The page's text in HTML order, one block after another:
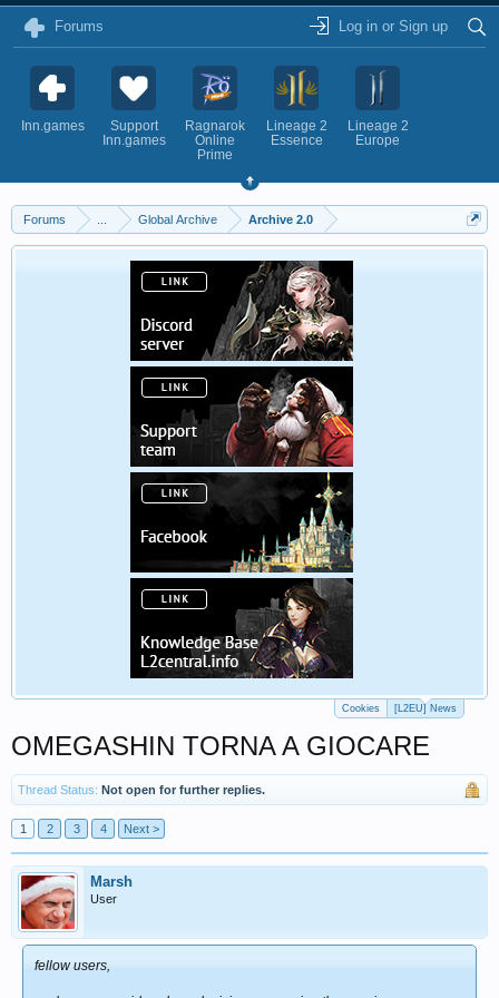
Forums Log in or Sign up
Inn.games
Support
Inn.games
Ragnarok
Online
Prime
Lineage 2
Essence
Lineage 2
Europe
Forums Global Archive Archive 2.0
Cookies [L2EU] News
OMEGASHIN TORNA A GIOCARE
Thread Status: Not open for further replies.
1 2 3 4 Next >
Marsh
User
fellow users,